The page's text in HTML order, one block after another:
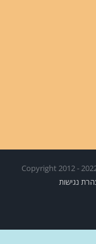
Copyright 2012 -
נגישות